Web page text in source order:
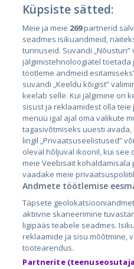
Riigid
Eesti
Läti
Leedu
City24.lv
City24.ee
GetaPro.lv
GetaPro.ee
Skelbiu.lt
Autoplius.lt
Küpsiste sätted:
Meie ja meie 269partnerid
seadmes isikuandmeid,
tunnuseid. Suvandi
jälgimistehnoloogiatel toetada
töötleme andmeid
suvandi „Keeldu kõigist”
keelab selle. Kui jälgimine on
sisust ja reklaamidest olla
menüü igal ajal oma valikute
tagasivõtmiseks uuesti
lingil „Privaatsuseelistused”
oleval hõljuval ikoonil, kui see
meie Veebisait kohaldamisala
vaadake meie
Andmete töötlemise
Täpsete
aktiivne skaneerimine
ligipääs teabele seadmes.
reklaamide ja sisu mõõtmine,
tootearendus.
Partnerite